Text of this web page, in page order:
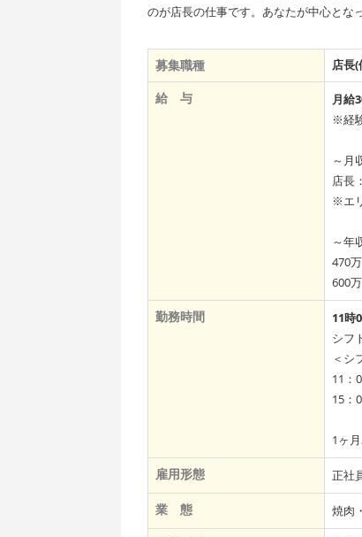
のが店長の仕事です。あなたが中心とな
募集職種 店長(
給 与
月給
※経
～月
店長
※エ
～年
470
600
勤務時間
11時
シフ
＜シ
11：
15：
1ヶ
雇用形態 正社
業 態 焼肉